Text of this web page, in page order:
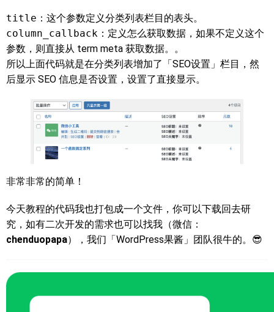
title ：这个参数定义分类列表栏目的表头。
column_callback ：定义怎么获取数据，如果不定义这个
参数，则直接从 term meta 获取数据。。
所以上面代码就是在分类列表增加了「SEO设置」栏目，然
后显示 SEO 信息是否设置，设置了直接显示。
非常非常的简单！
今天教程的代码我也打包成一个文件，你可以下载回去研
究，如有二次开发的需求也可以找我（微信：
chenduopapa），我们「WordPress果酱」团队很牛的。😎